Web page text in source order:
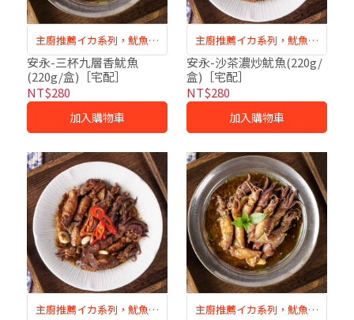
主廚推薦イカ系列，魷魚口
感鮮甜有脆度
安永-三杯九層香魷魚
(220g/盒)［宅配］
NT$280
加入購物車
主廚推薦イカ系列，魷魚口
感鮮甜有脆度
安永-沙茶濃炒魷魚(220g/
盒)［宅配］
NT$280
加入購物車
主廚推薦イカ系列，魷魚口
主廚推薦イカ系列，魷魚口